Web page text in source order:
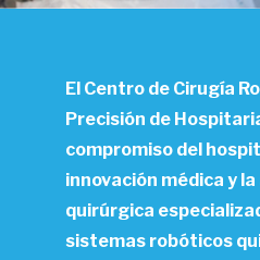
El Centro de Cirugía
Precisión de
compromiso del
innovación médica y
quirúrgica
sistemas robóticos